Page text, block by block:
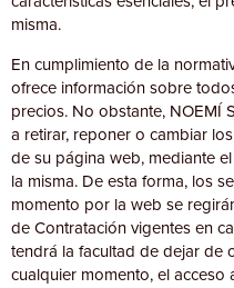
misma.
En cumplimiento de la
ofrece información sobre
precios. No obstante, NOEMÍ
a retirar, reponer o cambiar
de su página web, mediante
la misma. De esta forma, los
momento por la web se
de Contratación vigentes en
tendrá la facultad de dejar de
cualquier momento, el